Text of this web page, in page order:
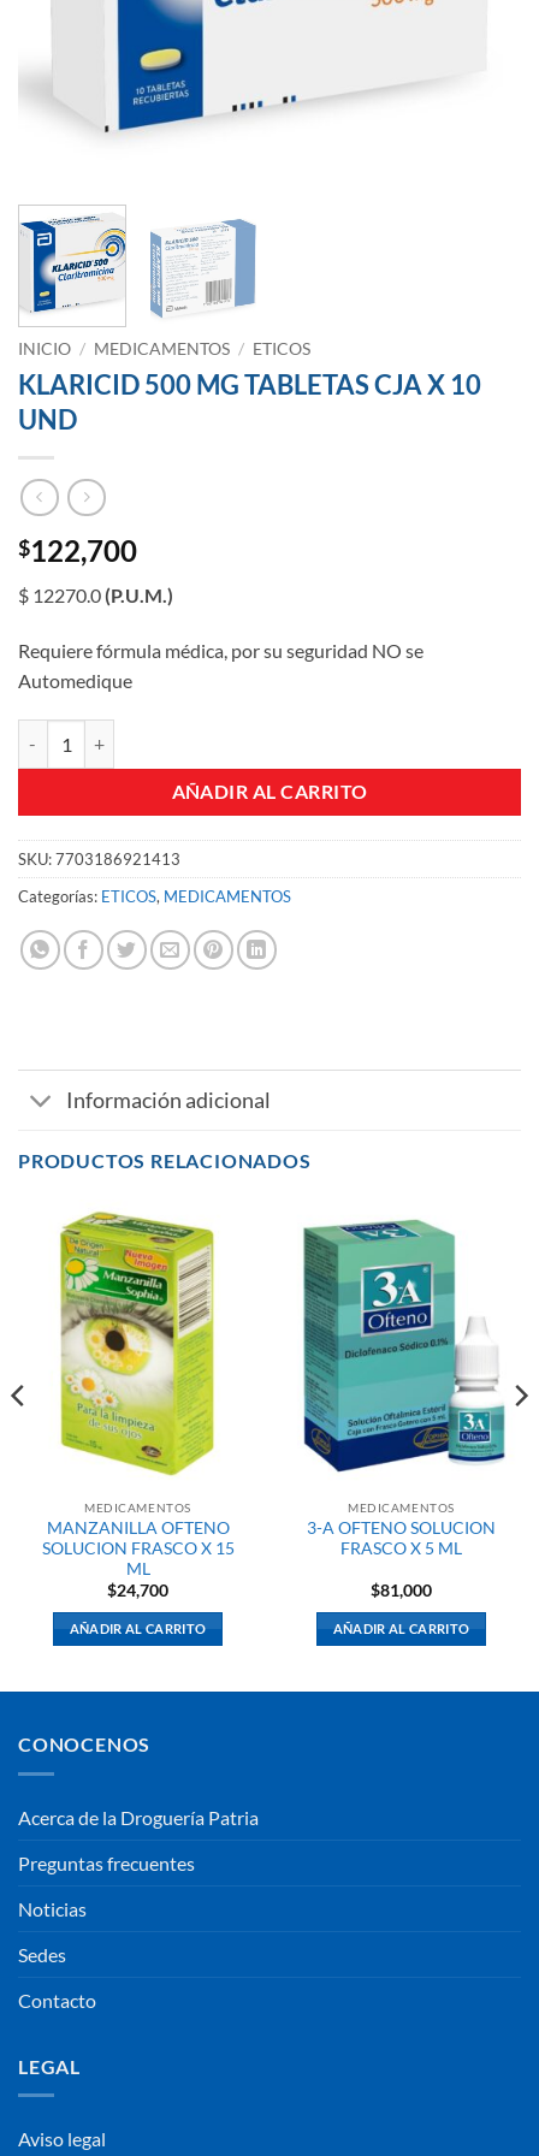
INICIO / MEDICAMENTOS / ETICOS
KLARICID 500 MG TABLETAS CJA X 10
UND
$122,700
$ 12270.0(P.U.M.)
Requiere fórmula médica, por su seguridad NO se
Automedique
AÑADIR AL CARRITO
SKU:7703186921413
Categorías: ETICOS, MEDICAMENTOS
Información adicional
PRODUCTOS RELACIONADOS
MEDICAMENTOS
MANZANILLA OFTENO
SOLUCION FRASCO X 15
ML
$24,700
AÑADIR AL CARRITO
MEDICAMENTOS
3-A OFTENO SOLUCION
FRASCO X 5 ML
$81,000
AÑADIR AL CARRITO
CONOCENOS
Acerca de la Droguería Patria
Preguntas frecuentes
Noticias
Sedes
Contacto
LEGAL
Aviso legal